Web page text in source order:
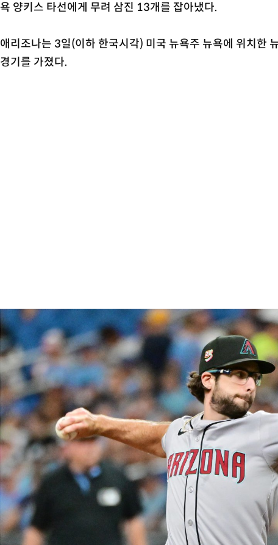
욕 양키스 타선에게 무려 삼진 13개를 잡아냈다.
애리조나는 3일(이하 한국시각) 미국 뉴욕주 뉴욕에 위치한
경기를 가졌다.